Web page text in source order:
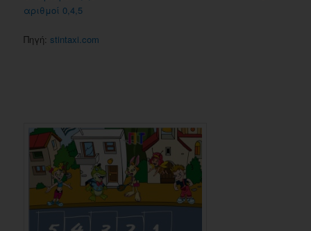
αριθμοί 0,4,5
Πηγή: stintaxi.com